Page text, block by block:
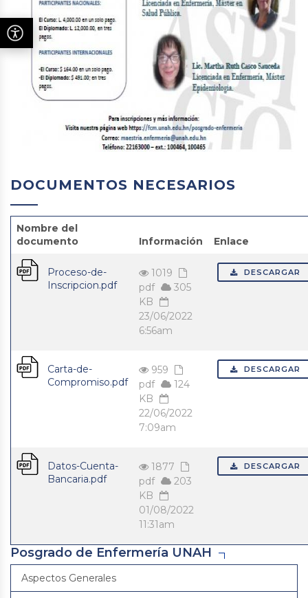
DOCUMENTOS NECESARIOS
Nombre del
documento
Información Enlace
Proceso-de-
Inscripcion.pdf
1019
pdf
305
KB
23/06/2022
6:56am
DESCARGAR
Carta-de-
Compromiso.pdf
959
pdf
124
KB
22/06/2022
7:09am
DESCARGAR
Datos-Cuenta-
Bancaria.pdf
1877
pdf
203
KB
01/08/2022
11:31am
DESCARGAR
Posgrado de Enfermería UNAH
Aspectos Generales